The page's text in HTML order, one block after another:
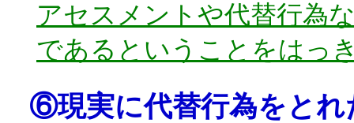
アセスメントや代替行為
であるということをはっ
⑥現実に代替行為をとれ